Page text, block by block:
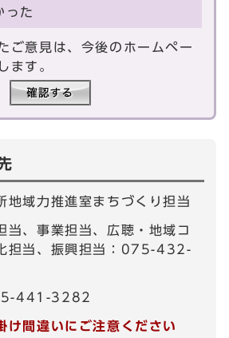
った
ご意見は、今後のホームペー
ます。
地域力推進室まちづくり担当
当、事業担当、広聴・地域コ
担当、振興担当：075-432-
441-3282
け間違いにご注意ください